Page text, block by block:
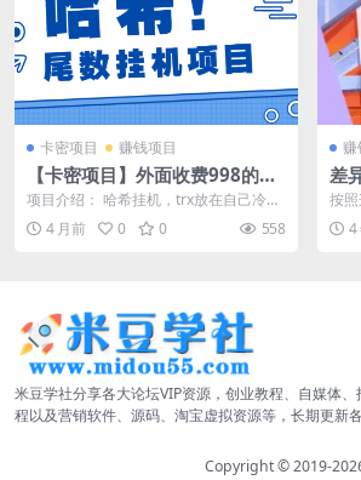
卡密项目 赚钱项目
【卡密项目】外面收费998的哈
希尾数挂机项目，适用于小资金
挂机倍投挂机可批量【挂机脚本
+使用教程】
项目介绍： 哈希挂机，trx放在自己冷钱
包中，安全无风险平台控制不了，3秒
返，做...
4 月前 0 0 558
赚
差
短
记
按
差
划差
4
米豆学社分享各大论坛VIP资源，创业教程、自媒体
程以及营销软件、源码、淘宝虚拟资源等，长期更新
Copyright © 2019-